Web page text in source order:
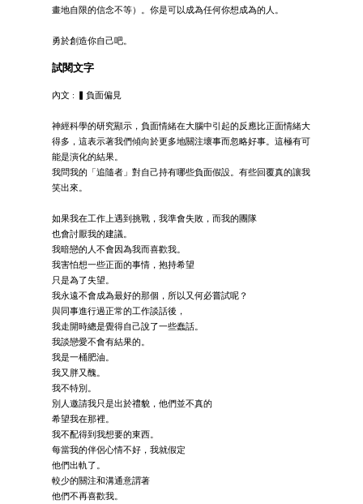
畫地自限的信念不等）。你是可以成為任何你想成為的人。
勇於創造你自己吧。
試閱文字
內文 : ▍負面偏見
神經科學的研究顯示，負面情緒在大腦中引起的反應比正面情緒大
得多，這表示著我們傾向於更多地關注壞事而忽略好事。這極有可
能是演化的結果。
我問我的「追隨者」對自己持有哪些負面假設。有些回覆真的讓我
笑出來。
如果我在工作上遇到挑戰，我準會失敗，而我的團隊
也會討厭我的建議。
我暗戀的人不會因為我而喜歡我。
我害怕想一些正面的事情，抱持希望
只是為了失望。
我永遠不會成為最好的那個，所以又何必嘗試呢？
與同事進行過正常的工作談話後，
我走開時總是覺得自己說了一些蠢話。
我談戀愛不會有結果的。
我是一桶肥油。
我又胖又醜。
我不特別。
別人邀請我只是出於禮貌，他們並不真的
希望我在那裡。
我不配得到我想要的東西。
每當我的伴侶心情不好，我就假定
他們出軌了。
較少的關注和溝通意謂著
他們不再喜歡我。